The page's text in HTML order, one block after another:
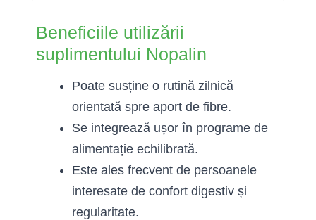
Beneficiile utilizării
suplimentului Nopalin
Poate susține o rutină zilnică
orientată spre aport de fibre.
Se integrează ușor în programe de
alimentație echilibrată.
Este ales frecvent de persoanele
interesate de confort digestiv și
regularitate.